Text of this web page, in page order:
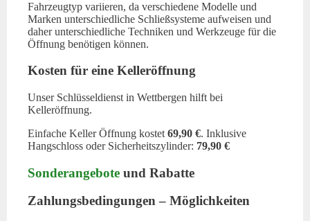
Fahrzeugtyp variieren, da verschiedene Modelle und
Marken unterschiedliche Schließsysteme aufweisen und
daher unterschiedliche Techniken und Werkzeuge für die
Öffnung benötigen können.
Kosten für eine Kelleröffnung
Unser Schlüsseldienst in Wettbergen hilft bei
Kelleröffnung.
Einfache Keller Öffnung kostet 69,90 €. Inklusive
Hangschloss oder Sicherheitszylinder: 79,90 €
Sonderangebote und Rabatte
Zahlungsbedingungen – Möglichkeiten